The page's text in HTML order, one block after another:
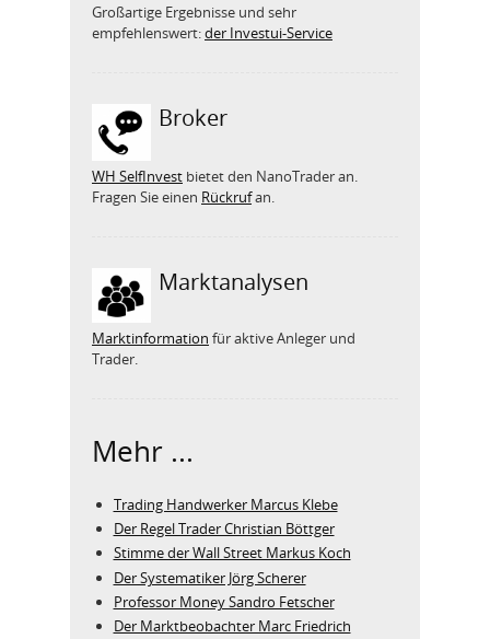
Großartige Ergebnisse und sehr
empfehlenswert:der Investui-Service
Broker
WH SelfInvest bietet den NanoTrader an.
Fragen Sie einen Rückrufan.
Marktanalysen
Marktinformation für aktive Anleger und
Trader.
Mehr ...
Trading Handwerker Marcus Klebe
Der Regel Trader Christian Böttger
Stimme der Wall Street Markus Koch
Der Systematiker Jörg Scherer
Professor Money Sandro Fetscher
Der Marktbeobachter Marc Friedrich